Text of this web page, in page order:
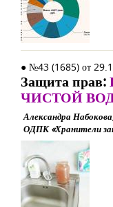
● №43 (1685) от
Защита прав:
ЧИСТОЙ
Александра
ОДПК «Хранители